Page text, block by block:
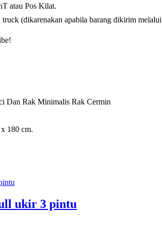
atau Pos Kilat.
(dikarenakan apabila barang dikirim
Dan Rak Minimalis Rak Cermin
180 cm.
ukir 3 pintu